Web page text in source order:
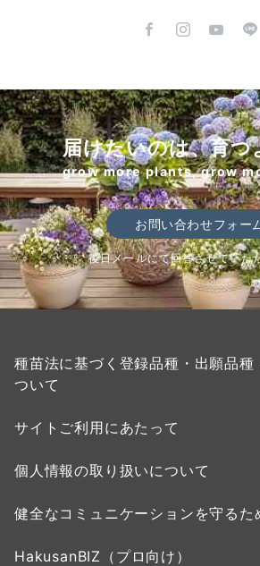
届けたいのは、育つ
grow more plants, grow
お問い合わせフォー
後日メールにて回答させていた
種苗法に基づく登録品種・出願品種
ついて
サイトご利用にあたって
個人情報の取り扱いについて
健全なコミュニケーションを守るた
HakusanBIZ（プロ向け）